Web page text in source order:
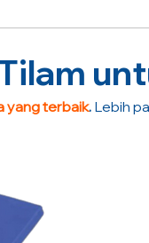
yang terbaik.Lebih